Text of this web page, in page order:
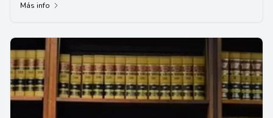
Más info